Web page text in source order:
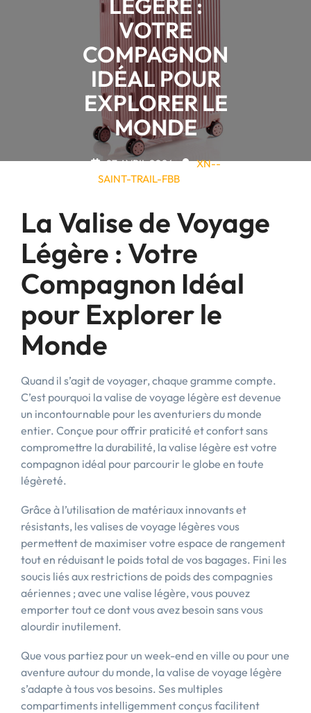
LÉGÈRE :
VOTRE
COMPAGNON
IDÉAL POUR
EXPLORER LE
MONDE
07 AVRIL 2026
XN--
SAINT-TRAIL-FBB
La Valise de Voyage
Légère : Votre
Compagnon Idéal
pour Explorer le
Monde
Quand il s’agit de voyager, chaque gramme compte.
C’est pourquoi la valise de voyage légère est devenue
un incontournable pour les aventuriers du monde
entier. Conçue pour offrir praticité et confort sans
compromettre la durabilité, la valise légère est votre
compagnon idéal pour parcourir le globe en toute
légèreté.
Grâce à l’utilisation de matériaux innovants et
résistants, les valises de voyage légères vous
permettent de maximiser votre espace de rangement
tout en réduisant le poids total de vos bagages. Fini les
soucis liés aux restrictions de poids des compagnies
aériennes ; avec une valise légère, vous pouvez
emporter tout ce dont vous avez besoin sans vous
alourdir inutilement.
Que vous partiez pour un week-end en ville ou pour une
aventure autour du monde, la valise de voyage légère
s’adapte à tous vos besoins. Ses multiples
compartiments intelligemment conçus facilitent